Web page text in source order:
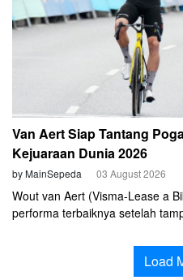
Van Aert Siap Tantang
Kejuaraan Dunia 2026
by MainSepeda 03 August 2026
Wout van Aert (Visma-Lease a
performa terbaiknya setelah
Load